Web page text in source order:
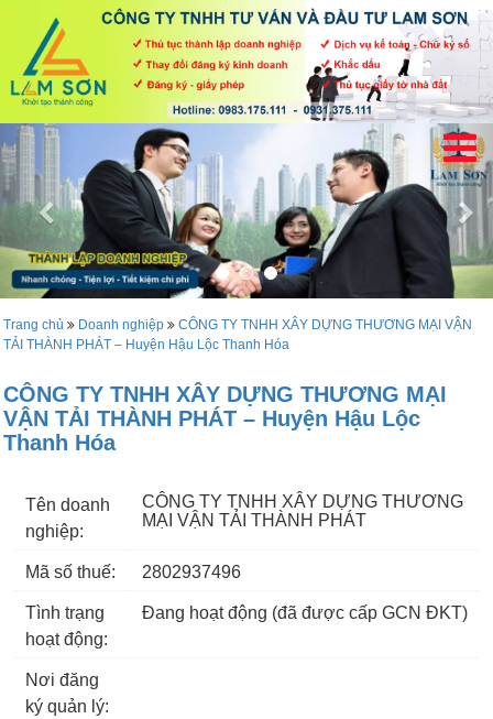
Trang chủ Doanh nghiệp
CÔNG TY TNHH XÂY DỰNG THƯƠNG MẠI VẬN
TẢI THÀNH PHÁT – Huyện Hậu Lộc Thanh Hóa
CÔNG TY TNHH XÂY DỰNG THƯƠNG MẠI
VẬN TẢI THÀNH PHÁT – Huyện Hậu Lộc
Thanh Hóa
Tên doanh
nghiệp:
CÔNG TY TNHH XÂY DỰNG THƯƠNG
MẠI VẬN TẢI THÀNH PHÁT
Mã số thuế: 2802937496
Tình trạng
hoạt động:
Đang hoạt động (đã được cấp GCN ĐKT)
Nơi đăng
ký quản lý: